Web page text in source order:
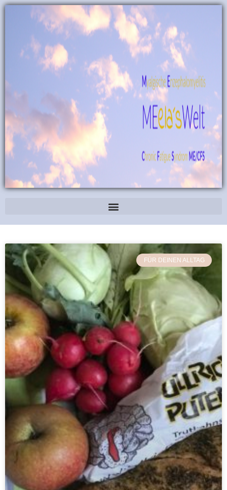
FÜR DEINEN ALLTAG